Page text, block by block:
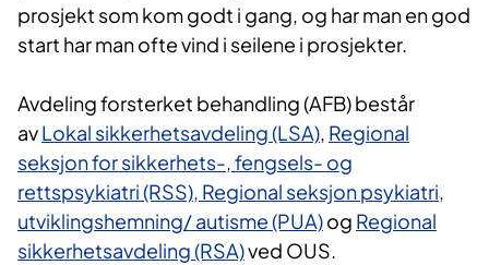
prosjekt som kom godt i gang, og har man en god
start har man ofte vind i seilene i prosjekter.
Avdeling forsterket behandling (AFB) består
avLokal sikkerhetsavdeling (LSA), Regional
seksjon for sikkerhets-, fengsels- og
rettspsykiatri (RSS), Regional seksjon psykiatri,
utviklingshemning/ autisme (PUA)og Regional
sikkerhetsavdeling (RSA)ved OUS.